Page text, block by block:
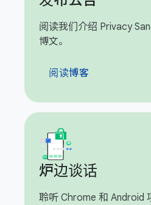
阅读我们介绍 Privacy
博文。
阅读博客
炉边谈话
聆听 Chrome 和 Android